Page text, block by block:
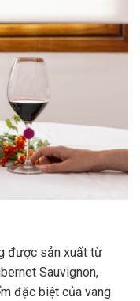
được sản xuất từ
Sauvignon,
đặc biệt của vang